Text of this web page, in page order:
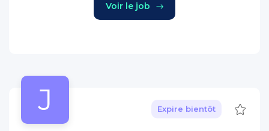
Voir le job
J Expire bientôt